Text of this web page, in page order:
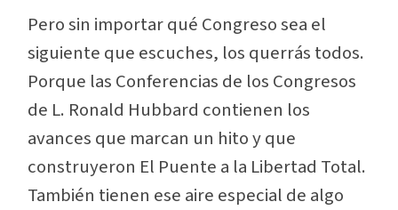
Pero sin importar qué Congreso sea el
siguiente que escuches, los querrás todos.
Porque las Conferencias de los Congresos
de L. Ronald Hubbard contienen los
avances que marcan un hito y que
construyeron El Puente a la Libertad Total.
También tienen ese aire especial de algo